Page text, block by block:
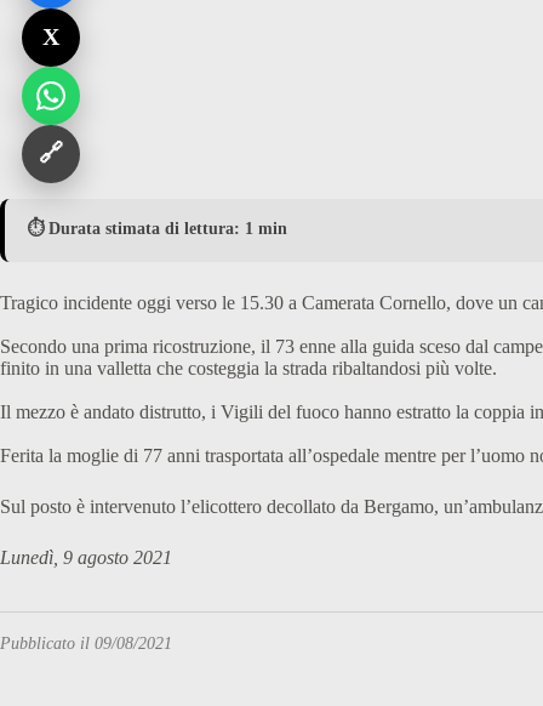
⏱️ Durata stimata di lettura: 1 min
Tragico incidente oggi verso le 15.30 a Camerata Cornello, dove un
Secondo una prima ricostruzione, il 73 enne alla guida sceso dal
finito in una valletta che costeggia la strada ribaltandosi più volte.
Il mezzo è andato distrutto, i Vigili del fuoco hanno estratto la coppia
Ferita la moglie di 77 anni trasportata all’ospedale mentre per
Sul posto è intervenuto l’elicottero decollato da Bergamo,
Lunedì, 9 agosto 2021
Pubblicato il 09/08/2021
X
🔗